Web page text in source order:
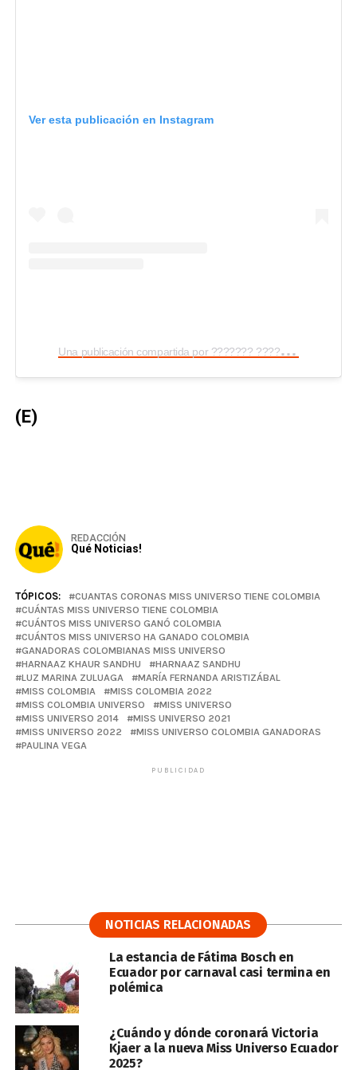
Ver esta publicación en Instagram
U
na publicación compartida por ??????? ??????
(E)
REDACCIÓN
Qué Noticias!
TÓPICOS:
CUANTAS CORONAS MISS UNIVERSO TIENE COLOMBIA
CUÁNTAS MISS UNIVERSO TIENE COLOMBIA
CUÁNTOS MISS UNIVERSO GANÓ COLOMBIA
CUÁNTOS MISS UNIVERSO HA GANADO COLOMBIA
GANADORAS COLOMBIANAS MISS UNIVERSO
HARNAAZ KHAUR SANDHU
HARNAAZ SANDHU
LUZ MARINA ZULUAGA
MARÍA FERNANDA ARISTIZÁBAL
MISS COLOMBIA
MISS COLOMBIA 2022
MISS COLOMBIA UNIVERSO
MISS UNIVERSO
MISS UNIVERSO 2014
MISS UNIVERSO 2021
MISS UNIVERSO 2022
MISS UNIVERSO COLOMBIA GANADORAS
PAULINA VEGA
PUBLICIDAD
NOTICIAS RELACIONADAS
La estancia de Fátima Bosch en
Ecuador por carnaval casi termina en
polémica
¿Cuándo y dónde coronará Victoria
Kjaer a la nueva Miss Universo Ecuador
2025?